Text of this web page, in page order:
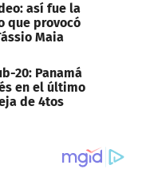
así fue la
que provocó
Maia
20: Panamá
en el último
de 4tos